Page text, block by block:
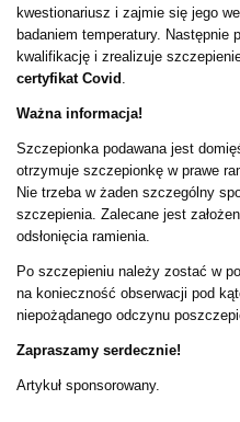
kwestionariusz i zajmie się jego
badaniem temperatury. Następnie
kwalifikację i zrealizuje
certyfikat Covid
Ważna informacja!
Szczepionka podawana jest
otrzymuje szczepionkę w prawe
Nie trzeba w żaden szczególny
szczepienia. Zalecane jest
odsłonięcia ramienia.
Po szczepieniu należy zostać w
na konieczność obserwacji pod
niepożądanego odczynu
Zapraszamy serdecznie!
Artykuł sponsorowany.